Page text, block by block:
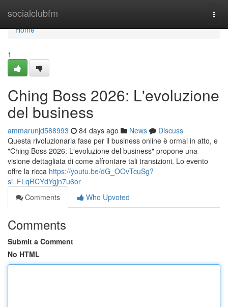
socialclubfm
Home
Home
1
Ching Boss 2026: L'evoluzione
del business
ammarunjd588993 84 days ago News
Discuss
Questa rivoluzionaria fase per il business online è ormai in atto, e
"Ching Boss 2026: L'evoluzione del business" propone una
visione dettagliata di come affrontare tali transizioni. Lo evento
offre la ricca https://youtu.be/dG_OOvTcuSg?
si=FLqRCYdYgjn7u6or
Comments
Who Upvoted
Comments
Submit a Comment
No HTML